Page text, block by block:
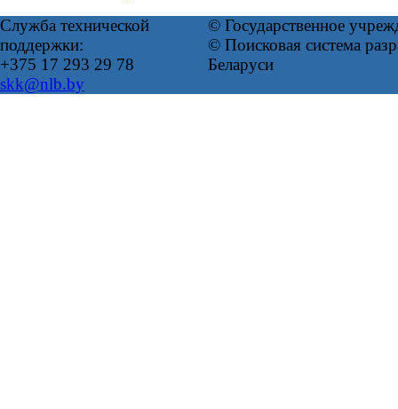
Служба технической
поддержки:
+375 17 293 29 78
skk@nlb.by
© Государственное
© Поисковая система
Беларуси